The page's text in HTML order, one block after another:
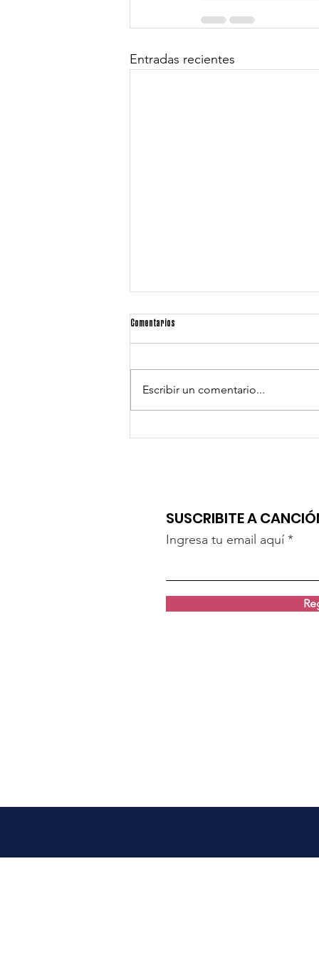
Entradas recientes
Comentarios
Escribir un comentario...
SUSCRIBITE A
Ingresa tu email aquí